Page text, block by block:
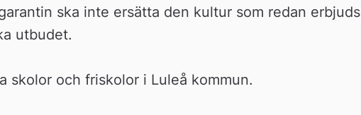
ska inte ersätta den kultur som redan erbjuds
utbudet.
skolor och friskolor i Luleå kommun.